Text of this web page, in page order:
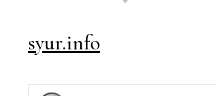
syur.info